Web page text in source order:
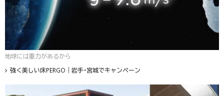
地球には重力があるから
強く美しい床PERGO｜岩手・宮城でキャンペーン